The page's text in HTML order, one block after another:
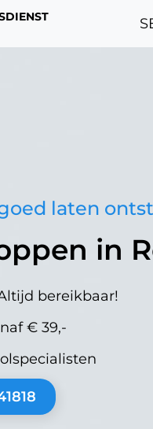
laten
in
bereikbaar!
€ 39,-